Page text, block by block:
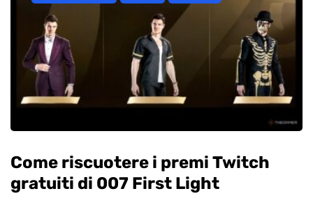
Come riscuotere i premi Twitch
gratuiti di 007 First Light